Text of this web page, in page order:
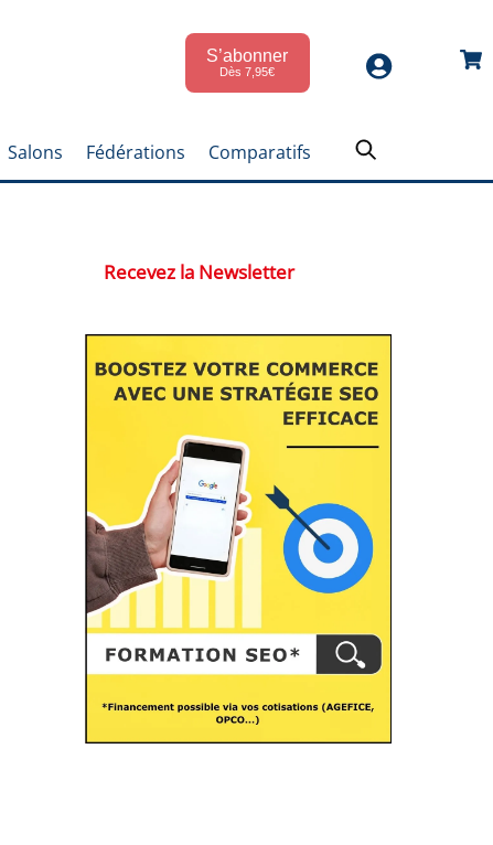
S’abonner
Dès 7,95€
Salons Fédérations Comparatifs
Recevez la Newsletter